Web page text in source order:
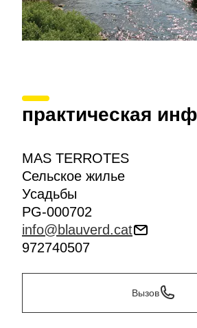
практическая
MAS TERROTES
Сельское жилье
Усадьбы
PG-000702
info@blauverd.cat
972740507
Вызов